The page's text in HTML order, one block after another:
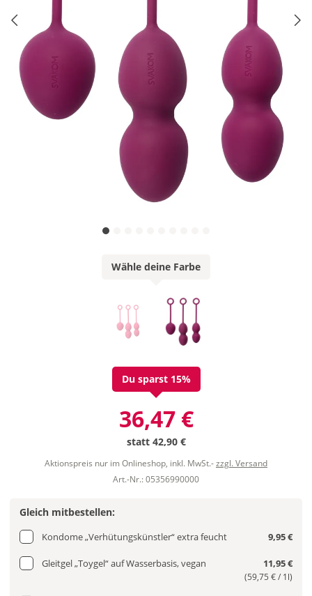
Wähle deine Farbe
Du sparst 15%
36,47 €
statt 42,90 €
Aktionspreis nur im Onlineshop, inkl. MwSt.-zzgl. Versand
Art.-Nr.: 05356990000
Gleich mitbestellen:
Kondome „Verhütungskünstler“ extra feucht 9,95 €
Gleitgel „Toygel“ auf Wasserbasis, vegan 11,95 €
(59,75 € / 1l)